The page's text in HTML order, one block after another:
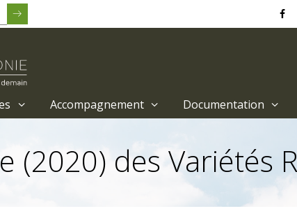
Accompagnement Documentation
(2020) des Variétés